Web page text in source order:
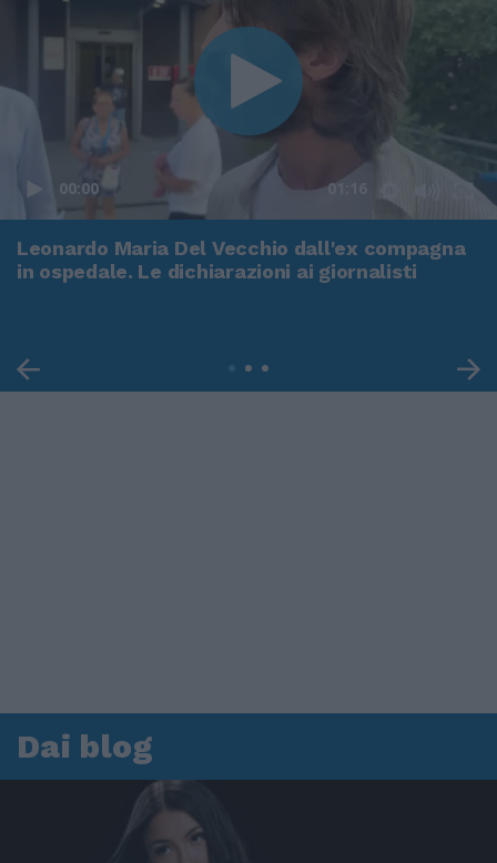
00:00 01:16
Leonardo Maria Del Vecchio dall'ex compagna
in ospedale. Le dichiarazioni ai giornalisti
Dai blog